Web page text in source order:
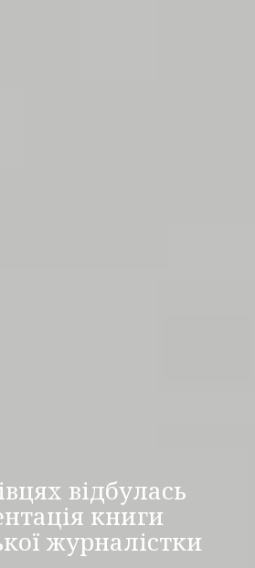
відбулась
книги
журналістки